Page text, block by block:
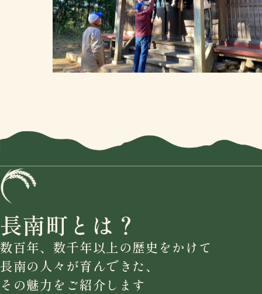
長南町とは？
数百年、数千年以上の歴史をかけて
長南の人々が育んできた、
その魅力をご紹介します